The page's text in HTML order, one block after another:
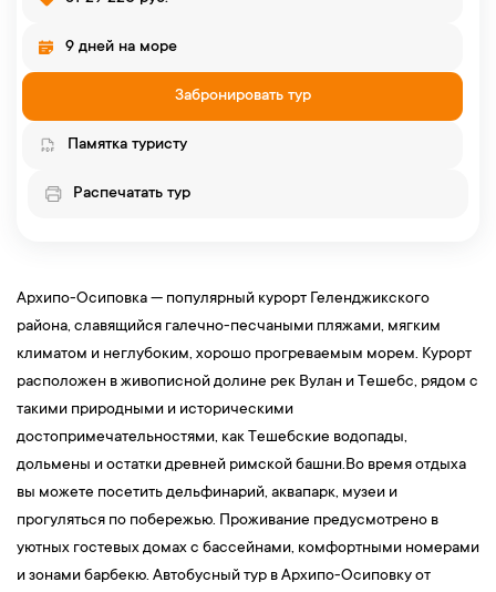
9 дней на море
Забронировать тур
Памятка туристу
Распечатать тур
Архипо-Осиповка — популярный курорт Геленджикского
района, славящийся галечно-песчаными пляжами, мягким
климатом и неглубоким, хорошо прогреваемым морем. Курорт
расположен в живописной долине рек Вулан и Тешебс, рядом с
такими природными и историческими
достопримечательностями, как Тешебские водопады,
дольмены и остатки древней римской башни.Во время отдыха
вы можете посетить дельфинарий, аквапарк, музеи и
прогуляться по побережью. Проживание предусмотрено в
уютных гостевых домах с бассейнами, комфортными номерами
и зонами барбекю. Автобусный тур в Архипо-Осиповку от